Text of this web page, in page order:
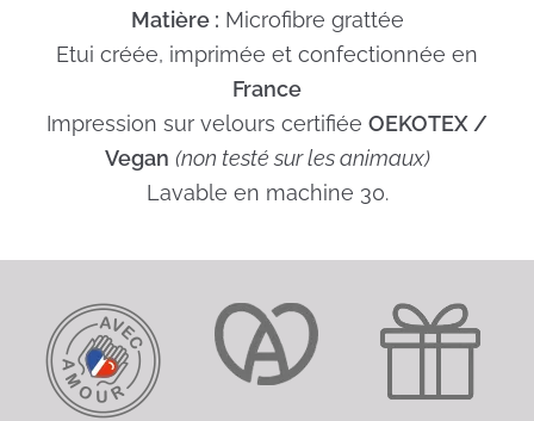
Matière : Microfibre grattée
Etui créée, imprimée et confectionnée en
France
Impression sur velours certifiée OEKOTEX /
Vegan (non testé sur les animaux)
Lavable en machine 30.